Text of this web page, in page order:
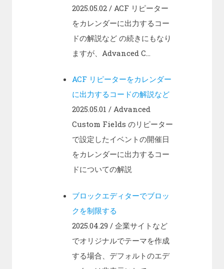
2025.05.02 / ACF リピーター
をカレンダーに出力するコー
ドの解説など の続きにもなり
ますが、Advanced C...
ACF リピーターをカレンダー
に出力するコードの解説など
2025.05.01 / Advanced
Custom Fields のリピーター
で設定したイベントの開催日
をカレンダーに出力するコー
ドについての解説
ブロックエディターでブロッ
クを制限する
2025.04.29 / 企業サイトなど
でオリジナルでテーマを作成
する場合、デフォルトのエデ